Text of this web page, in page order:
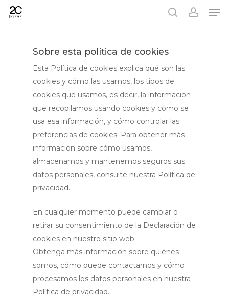
Skip
Sobre esta política de cookies
Esta Política de cookies explica qué son las
cookies y cómo las usamos, los tipos de
cookies que usamos, es decir, la información
que recopilamos usando cookies y cómo se
usa esa información, y cómo controlar las
preferencias de cookies. Para obtener más
información sobre cómo usamos,
almacenamos y mantenemos seguros sus
datos personales, consulte nuestra Política de
privacidad.
En cualquier momento puede cambiar o
retirar su consentimiento de la Declaración de
cookies en nuestro sitio web
Obtenga más información sobre quiénes
somos, cómo puede contactarnos y cómo
procesamos los datos personales en nuestra
Política de privacidad.